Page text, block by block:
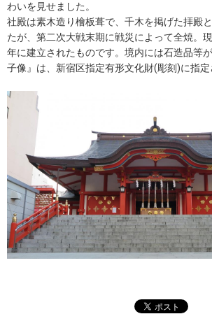
わいを見せました。
社殿は素木造り檜板葺で、千木を掲げた拝殿
たが、第二次大戦末期に戦災によって全焼。
年に建立されたものです。境内には石造品等
子像』は、新宿区指定有形文化財(彫刻)に指定